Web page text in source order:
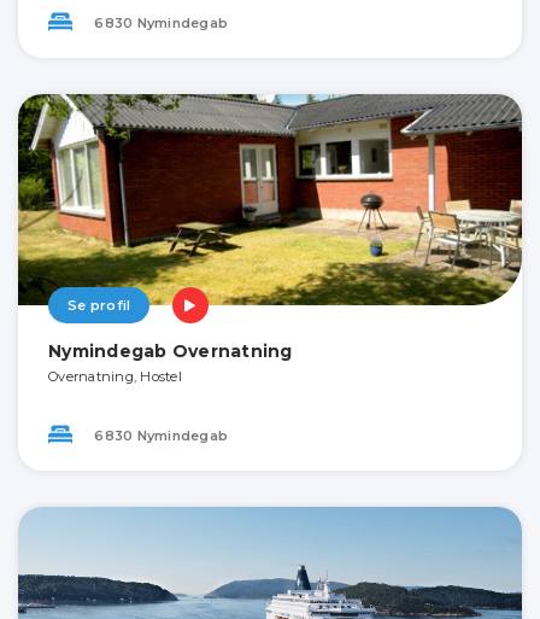
6830 Nymindegab
Se profil
Nymindegab Overnatning
Overnatning, Hostel
6830 Nymindegab